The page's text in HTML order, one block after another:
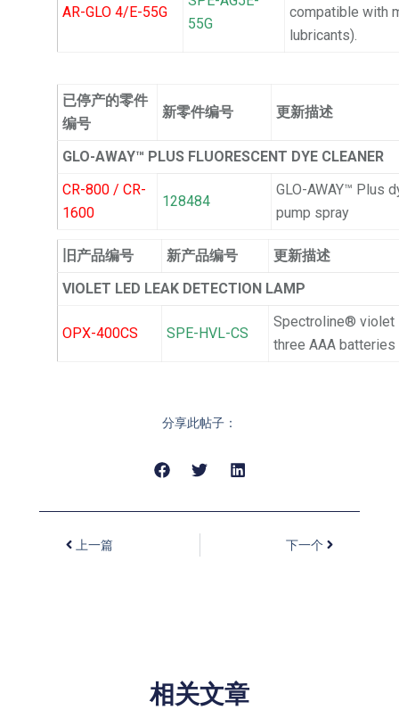
AR-GLO 4/E-55G
55G
compatible with
lubricants).
已停产的零件
编号
新零件编号 更新描述
GLO-AWAY™ PLUS FLUORESCENT DYE CLEANER
CR-800 / CR-
1600
128484
GLO-AWAY™ Plus
pump spray
旧产品编号 新产品编号
更新描述
VIOLET LED LEAK DETECTION LAMP
OPX-400CS SPE-HVL-CS
Spectroline® violet
three AAA
分享此帖子：
上一篇 下一个
相关文章